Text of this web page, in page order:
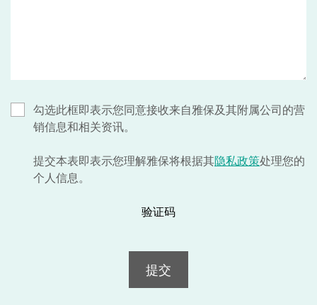
勾选此框即表示您同意接收来自雅保及其附属公司的营
销信息和相关资讯。
提交本表即表示您理解雅保将根据其隐私政策处理您的
个人信息。
验证码
提交